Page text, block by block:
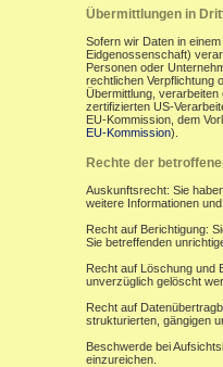
Übermittlungen in
Sofern wir Daten in
Eidgenossenschaft)
Personen oder
rechtlichen Verpflichtung
Übermittlung,
zertifizierten US-
EU-Kommission, dem
EU-Kommission).
Rechte der
Auskunftsrecht: Sie
weitere Informationen
Recht auf Berichtigung:
Sie betreffenden
Recht auf Löschung und
unverzüglich gelöscht
Recht auf
strukturierten, gängigen
Beschwerde bei
einzureichen.